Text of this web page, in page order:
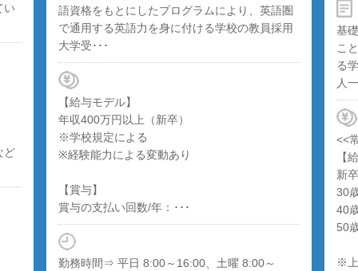
い
ど
語資格をもとにしたプログラムにより、英語圏
で通用する英語力を身に付ける学校の教員採用
大学受･･･
【給与モデル】
年収400万円以上（新卒）
※学校規定による
※経験能力による変動あり
【賞与】
賞与の支払い回数/年：･･･
勤務時間⇒ 平日 8:00～16:00、土曜 8:00～
基
こ
る
人
<<
【
新
30
40
50
※